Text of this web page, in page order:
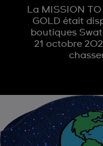
La MISSION
GOLD était
boutiques
21 octobre